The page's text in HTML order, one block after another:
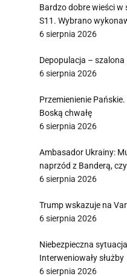
Bardzo dobre wieści
S11. Wybrano
6 sierpnia 2026
Depopulacja –
6 sierpnia 2026
Przemienienie
Boską chwałę
6 sierpnia 2026
Ambasador Ukrainy:
naprzód z Banderą,
6 sierpnia 2026
Trump wskazuje na
6 sierpnia 2026
Niebezpieczna
Interweniowały służby
6 sierpnia 2026